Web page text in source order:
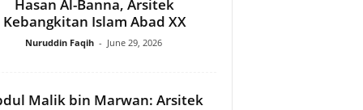
Hasan Al-Banna, Arsitek
Kebangkitan Islam Abad XX
Nuruddin Faqih - June 29, 2026
Malik bin Marwan: Arsitek